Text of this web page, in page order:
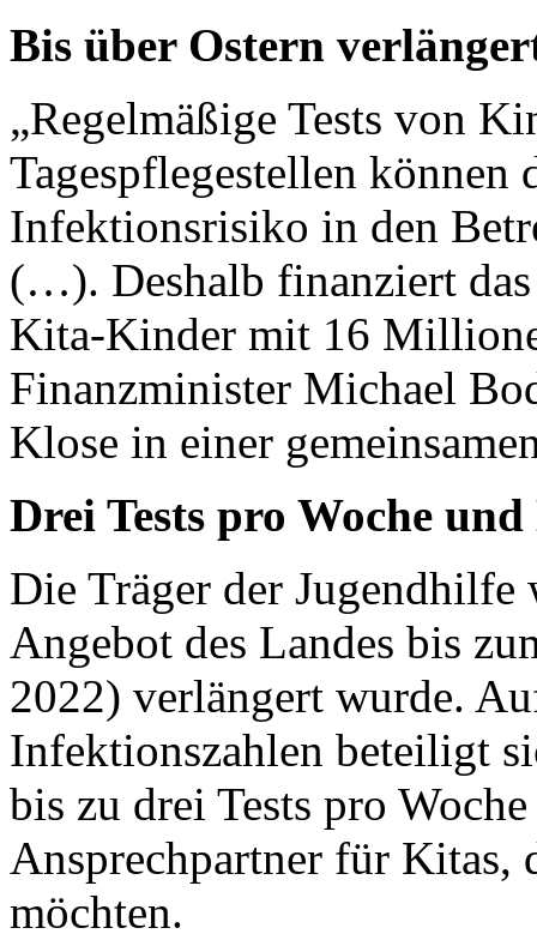
Bis über Ostern
„Regelmäßige Tests von
Tagespflegestellen
Infektionsrisiko in den
(…). Deshalb finanziert das
Kita-Kinder mit 16
Finanzminister Michael
Klose in einer
Drei Tests pro Woche
Die Träger der Jugendhilfe
Angebot des Landes bis
2022) verlängert wurde.
Infektionszahlen beteiligt
bis zu drei Tests pro
Ansprechpartner für Kitas,
möchten.